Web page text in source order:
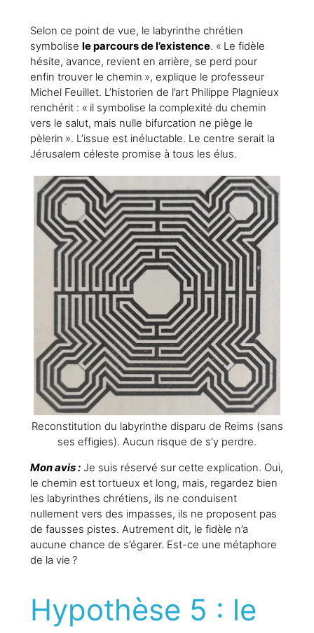
Selon ce point de vue, le labyrinthe chrétien
symbolise le parcours de l’existence. « Le fidèle
hésite, avance, revient en arrière, se perd pour
enfin trouver le chemin », explique le professeur
Michel Feuillet. L’historien de l’art Philippe Plagnieux
renchérit : « il symbolise la complexité du chemin
vers le salut, mais nulle bifurcation ne piège le
pèlerin ». L’issue est inéluctable. Le centre serait la
Jérusalem céleste promise à tous les élus.
Reconstitution du labyrinthe disparu de Reims (sans
ses effigies). Aucun risque de s’y perdre.
Mon avis :Je suis réservé sur cette explication. Oui,
le chemin est tortueux et long, mais, regardez bien
les labyrinthes chrétiens, ils ne conduisent
nullement vers des impasses, ils ne proposent pas
de fausses pistes. Autrement dit, le fidèle n’a
aucune chance de s’égarer. Est-ce une métaphore
de la vie ?
Hypothèse 5 : le